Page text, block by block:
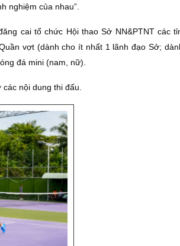
nghiệm của nhau”.
cai tổ chức Hội thao Sở NN&PTNT các
vợt (dành cho ít nhất 1 lãnh đạo Sở;
đá mini (nam, nữ).
nội dung thi đấu.